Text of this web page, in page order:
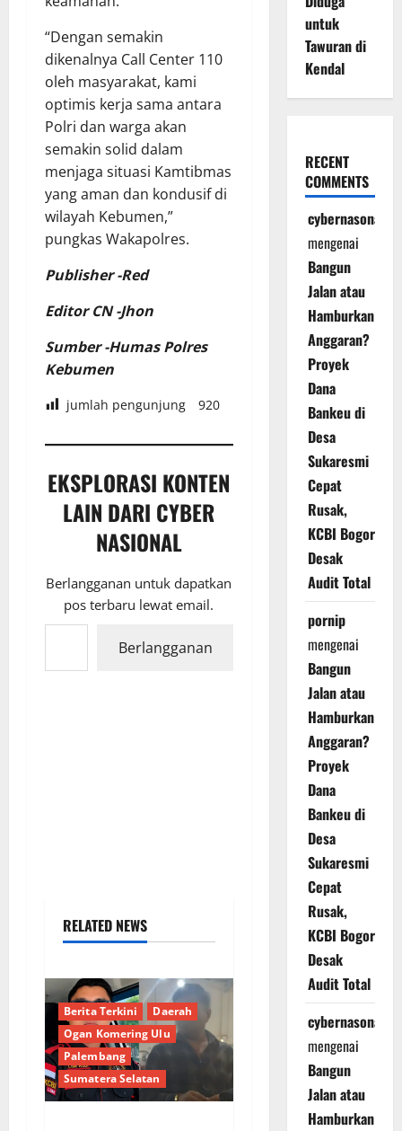
“Dengan semakin
dikenalnya Call Center 110
oleh masyarakat, kami
optimis kerja sama antara
Polri dan warga akan
semakin solid dalam
menjaga situasi Kamtibmas
yang aman dan kondusif di
wilayah Kebumen,”
pungkas Wakapolres.
Publisher -Red
Editor CN -Jhon
Sumber -Humas Polres
Kebumen
jumlah pengunjung 920
EKSPLORASI KONTEN
LAIN DARI CYBER
NASIONAL
Berlangganan untuk dapatkan
pos terbaru lewat email.
Ketikkan email Anda...
Berlangganan
RELATED NEWS
Berita Terkini
Daerah
Ogan Komering Ulu
Palembang
Sumatera Selatan
untuk
Tawuran di
Kendal
RECENT
COMMENTS
cybernasonal
mengenai
Bangun
Jalan atau
Hamburkan
Anggaran?
Proyek
Dana
Bankeu di
Desa
Sukaresmi
Cepat
Rusak,
KCBI Bogor
Desak
Audit Total
pornip
mengenai
Bangun
Jalan atau
Hamburkan
Anggaran?
Proyek
Dana
Bankeu di
Desa
Sukaresmi
Cepat
Rusak,
KCBI Bogor
Desak
Audit Total
cybernasonal
mengenai
Bangun
Jalan atau
Hamburkan